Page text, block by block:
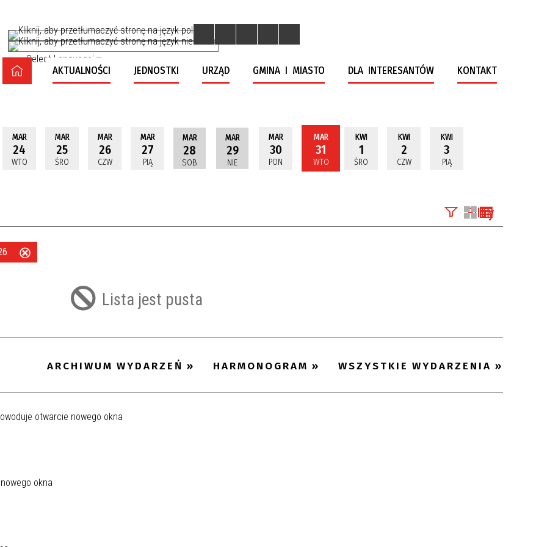
Select Language ▼
AKTUALNOŚCI JEDNOSTKI URZĄD GMINA I MIASTO DLA INTERESANTÓW KONTAKT
MAR
24
WTO
MAR
25
ŚRO
MAR
26
CZW
MAR
27
PIĄ
MAR
28
SOB
MAR
29
NIE
MAR
30
PON
MAR
31
WTO
KWI
1
ŚRO
KWI
2
CZW
KWI
3
PIĄ
Filtry
Miejsce
Lista jest pusta
WSZYSTKIE WYDARZENIA
HARMONOGRAM
ARCHIWUM WYDARZEŃ